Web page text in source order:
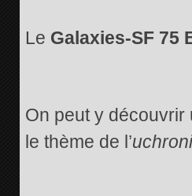
Le Galaxies-SF 75
On peut y
le thème de l’